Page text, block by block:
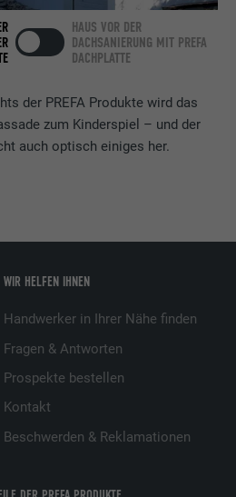
der PREFA Produkte wird das
zum Kinderspiel – und der
auch optisch einiges her.
HAUS VOR DER
DACHSANIERUNG MIT PREFA
DACHPLATTE
WIR HELFEN IHNEN
Handwerker in Ihrer Nähe finden
Fragen & Antworten
Prospekte bestellen
Kontakt
Beschwerden & Reklamationen
für die Verfolgung der
von eingebetteten
Webseiten zu verfolgen, um
Werbung basierend auf den